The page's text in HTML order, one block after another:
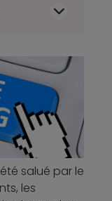
salué par le
les